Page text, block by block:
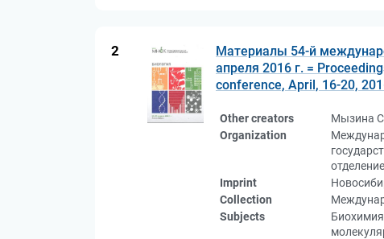
2
Материалы 54-й
апреля 2016 г. =
conference, April, 16-20,
Other creators
Мызина
Organization
отделение
Imprint
Collection
Subjects